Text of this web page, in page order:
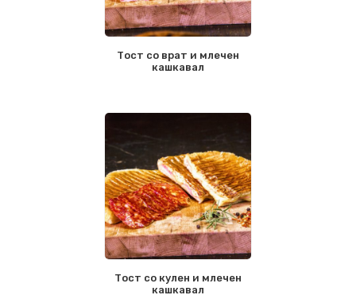
Тост со врат и млечен
кашкавал
Тост со кулен и млечен
кашкавал